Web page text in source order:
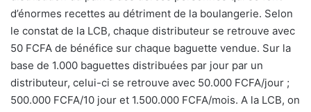
d’énormes recettes au détriment de la boulangerie. Selon
le constat de la LCB, chaque distributeur se retrouve avec
50 FCFA de bénéfice sur chaque baguette vendue. Sur la
base de 1.000 baguettes distribuées par jour par un
distributeur, celui-ci se retrouve avec 50.000 FCFA/jour ;
500.000 FCFA/10 jour et 1.500.000 FCFA/mois. A la LCB, on